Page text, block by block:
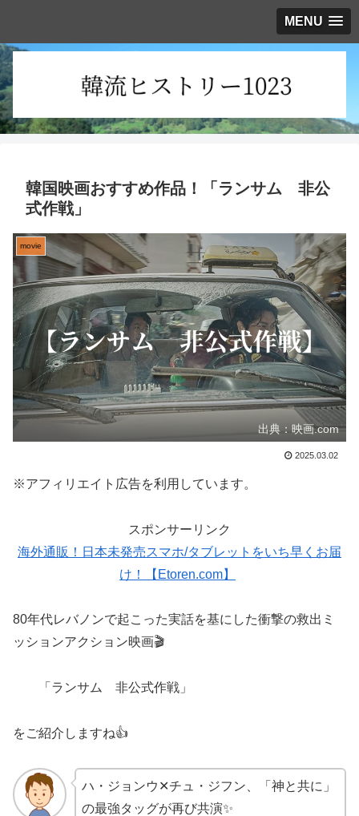
MENU
韓国映画おすすめ作品！「ランサム 非公
式作戦」
movie
出典：映画.com
2025.03.02
※アフィリエイト広告を利用しています。
スポンサーリンク
海外通販！日本未発売スマホ/タブレットをいち早くお届
け！【Etoren.com】
80年代レバノンで起こった実話を基にした衝撃の救出ミ
ッションアクション映画🎬
「ランサム 非公式作戦」
をご紹介しますね👍
ハ・ジョンウ✕チュ・ジフン、「神と共に」
の最強タッグが再び共演✨